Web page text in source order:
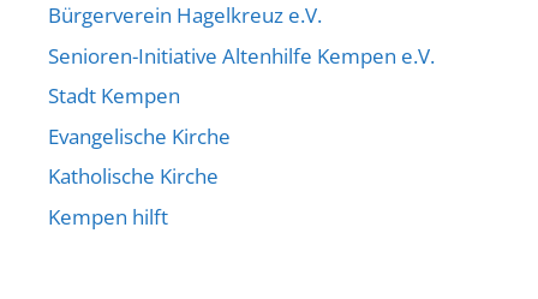
Bürgerverein Hagelkreuz e.V.
Senioren-Initiative Altenhilfe Kempen e.V.
Stadt Kempen
Evangelische Kirche
Katholische Kirche
Kempen hilft